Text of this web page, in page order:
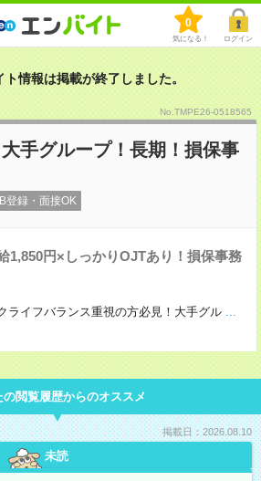
0
気になる！ ログイン
ト情報は掲載が終了しました。
No.TMPE26-0518565
大手グループ！長期！損保事
登録・面接OK
1,850円×しっかりOJTあり！損保事務
ライフバランス重視の方必見！大手グル ...
の閲覧履歴からのオススメ
掲載日：2026.08.10
未読